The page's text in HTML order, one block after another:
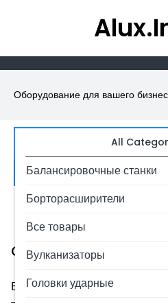
Оборудование для вашего
All
Балансировочные станки
Борторасширители
Все товары
Вулканизаторы
Головки ударные
Искать:
Category
Балансировочные станки